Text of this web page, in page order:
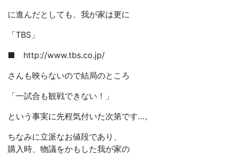
に進んだとしても、我が家は更に
「TBS」
■ http://www.tbs.co.jp/
さんも映らないので結局のところ
「一試合も観戦できない！」
という事実に先程気付いた次第です…。
ちなみに立派なお値段であり、
購入時、物議をかもした我が家の